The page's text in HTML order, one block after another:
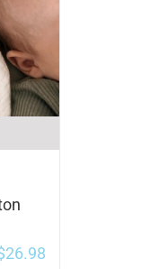
26.98